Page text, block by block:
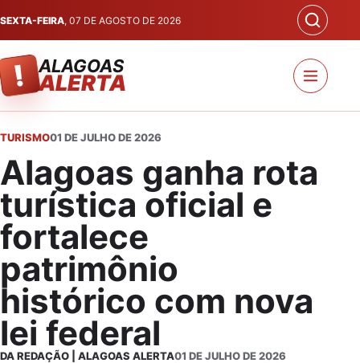
SEXTA-FEIRA, 07 DE AGOSTO DE 2026
! ALAGOAS
ALERTA
TURISMO01 DE JULHO DE 2026
Alagoas ganha rota
turística oficial e
fortalece
patrimônio
histórico com nova
lei federal
DA REDAÇÃO | ALAGOAS ALERTA01 DE JULHO DE 2026